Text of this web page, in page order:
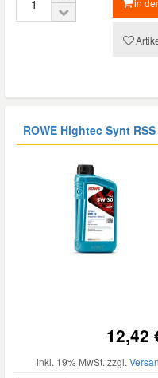
in
ROWE Hightec Synt
12,42
inkl. 19% MwSt. zzgl.